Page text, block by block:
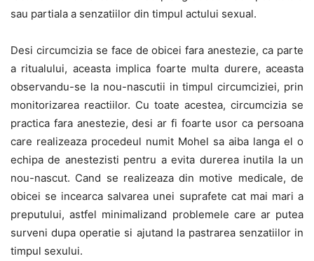
sau partiala a senzatiilor din timpul actului sexual.
Desi circumcizia se face de obicei fara anestezie, ca parte
a ritualului, aceasta implica foarte multa durere, aceasta
observandu-se la nou-nascutii in timpul circumciziei, prin
monitorizarea reactiilor. Cu toate acestea, circumcizia se
practica fara anestezie, desi ar fi foarte usor ca persoana
care realizeaza procedeul numit Mohel sa aiba langa el o
echipa de anestezisti pentru a evita durerea inutila la un
nou-nascut. Cand se realizeaza din motive medicale, de
obicei se incearca salvarea unei suprafete cat mai mari a
preputului, astfel minimalizand problemele care ar putea
surveni dupa operatie si ajutand la pastrarea senzatiilor in
timpul sexului.